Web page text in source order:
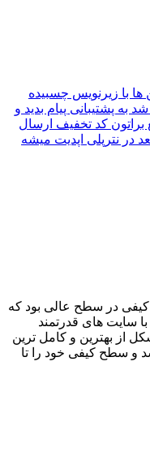
ها با زیرنویس چسبیده
به پشتیبانی پیام بدید و
براتون کد تخفیف ارسال
در نترپلی اپدیت میشه
کیفی در سطح عالی بود که
سایت های قدرتمند
از بهترین و کامل ترین
و سطح کیفی خود را تا